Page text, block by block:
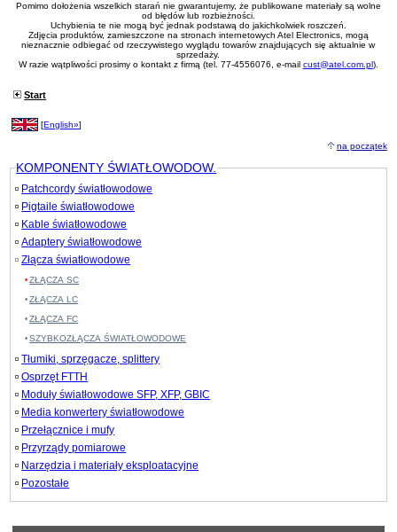
Pomimo dołożenia wszelkich starań nie gwarantujemy, że publikowane materiały są wolne
od błędów lub rozbieżności.
Uchybienia te nie mogą być jednak podstawą do jakichkolwiek roszczeń.
Zdjęcia produktów, zamieszczone na stronach internetowych Atel Electronics, mogą
nieznacznie odbiegać od rzeczywistego wyglądu towarów znajdujących się aktualnie w
sprzedaży.
W razie wątpliwości prosimy o kontakt z firmą (tel. 77-4556076, e-mail cust@atel.com.pl).
Start
[English»]
na początek
KOMPONENTY ŚWIATŁOWODOW.
Patchcordy światłowodowe
Pigtaile światłowodowe
Kable światłowodowe
Adaptery światłowodowe
Złącza światłowodowe
ZŁĄCZA SC
ZŁĄCZA LC
ZŁĄCZA FC
SZYBKOZŁĄCZA ŚWIATŁOWODOWE
Tłumiki, sprzęgacze, splittery
Osprzęt FTTH
Moduły światłowodowe SFP, XFP, GBIC
Media konwertery światłowodowe
Przełącznice i mufy
Przyrządy pomiarowe
Narzędzia i materiały eksploatacyjne
Pozostałe